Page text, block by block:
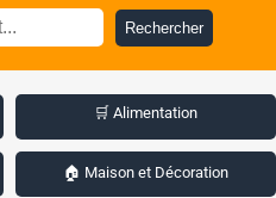
Rechercher
🛒 Alimentation
🏠 Maison et Décoration